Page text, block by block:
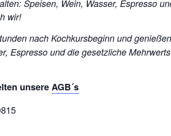
Speisen, Wein, Wasser, Espresso
wir!
nach Kochkursbeginn und
Espresso und die gesetzliche
unsereAGB´s